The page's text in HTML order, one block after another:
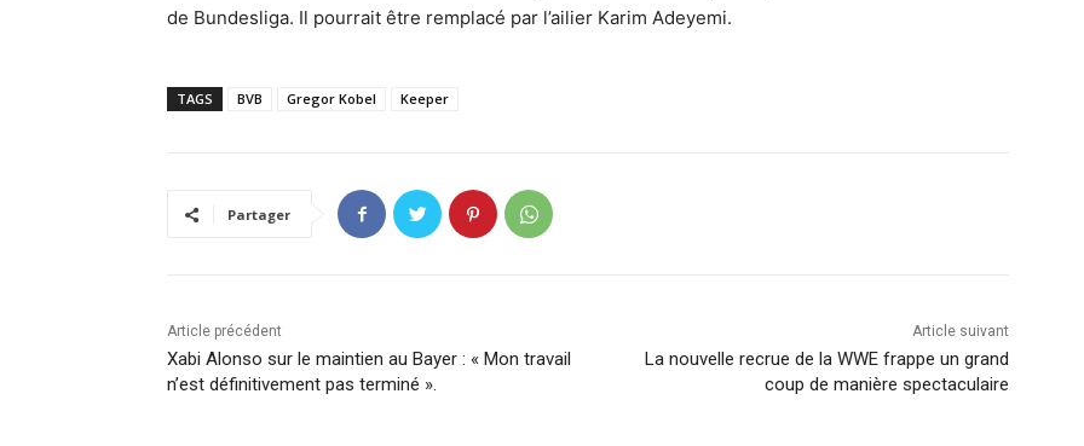
de Bundesliga. Il pourrait être remplacé par l’ailier Karim Adeyemi.
TAGS BVB Gregor Kobel Keeper
Partager
Article précédent
Xabi Alonso sur le maintien au Bayer : « Mon travail
n’est définitivement pas terminé ».
Article suivant
La nouvelle recrue de la WWE frappe un grand
coup de manière spectaculaire